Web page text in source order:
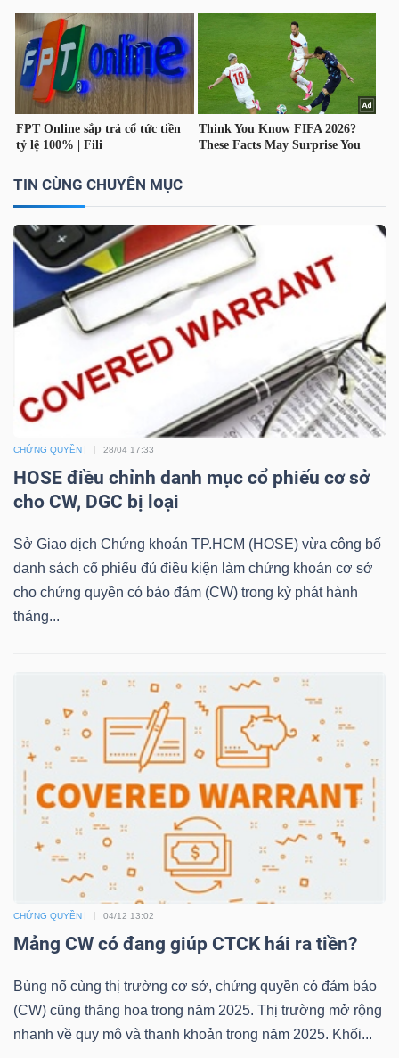
TIN CÙNG CHUYÊN MỤC
CHỨNG QUYỀN 28/04 17:33
HOSE điều chỉnh danh mục cổ phiếu cơ sở
cho CW, DGC bị loại
Sở Giao dịch Chứng khoán TP.HCM (HOSE) vừa công bố
danh sách cổ phiếu đủ điều kiện làm chứng khoán cơ sở
cho chứng quyền có bảo đảm (CW) trong kỳ phát hành
tháng...
CHỨNG QUYỀN 04/12 13:02
Mảng CW có đang giúp CTCK hái ra tiền?
Bùng nổ cùng thị trường cơ sở, chứng quyền có đảm bảo
(CW) cũng thăng hoa trong năm 2025. Thị trường mở rộng
nhanh về quy mô và thanh khoản trong năm 2025. Khối...
TÀI
CHÍNH
CÁ
NHÂN
TÍCH
VIETSTOCKFINANCE
DOANH
NGHIỆP
PHÁI
SINH
CÔNG
CỤ
ĐẦU